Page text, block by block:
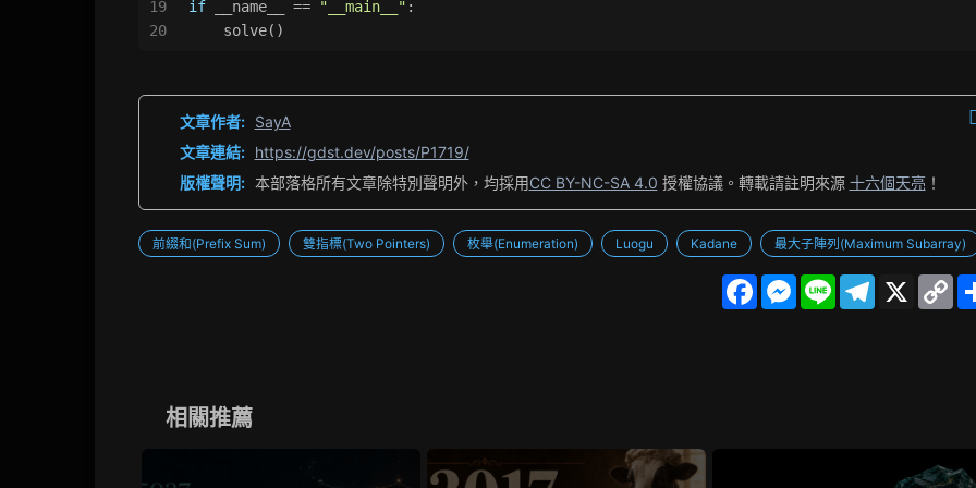
19
20
if __name__ == "__main__" :
    solve()
文章作者: SayA
文章連結: https://gdst.dev/posts/P1719/
版權聲明: 本部落格所有文章除特別聲明外，均採用CC BY-NC-SA 4.0 授權協議。轉載請註明來源 十六個天亮！
前綴和(Prefix Sum) 雙指標(Two Pointers) 枚舉(Enumeration) Luogu Kadane 最大子陣列(Maximum Subarray)
F
M
L
T
X
C
相關推薦